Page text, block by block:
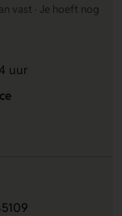
vast · Je hoeft nog
uur